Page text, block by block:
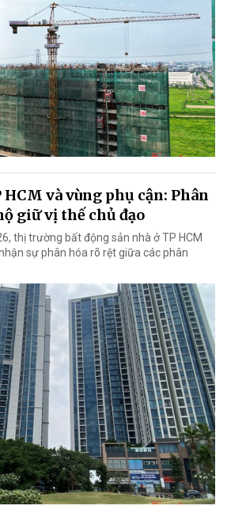
HCM và vùng phụ cận: Phân
giữ vị thế chủ đạo
thị trường bất động sản nhà ở TP HCM
sự phân hóa rõ rệt giữa các phân